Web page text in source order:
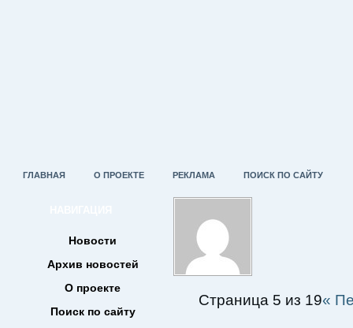
ГЛАВНАЯ О ПРОЕКТЕ РЕКЛАМА ПОИСК ПО САЙТУ
Новости
Архив новостей
О проекте
Поиск по сайту
Страница 5 из 19«